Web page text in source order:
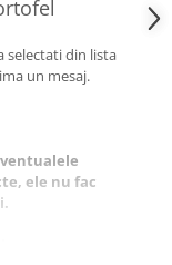
selectati din lista
un mesaj.
ele nu fac